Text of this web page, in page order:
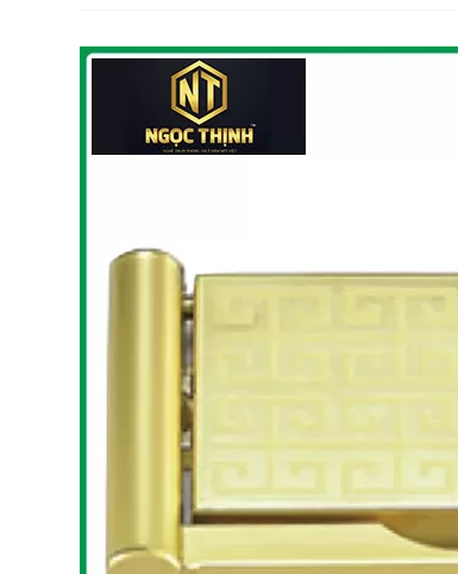
Máy hút mùi
Vòi rửa nhà bếp
Phụ kiện tủ áo
Phụ kiện tủ bếp trên
Chậu rửa bát
Ray trượt – bản lề – tay nắm cửa
Phụ kiện tủ bếp dưới
Giá để bát đĩa đa năng
Giá để dao thớt
Kệ để chất tẩy rửa
Kệ góc liên hoàn